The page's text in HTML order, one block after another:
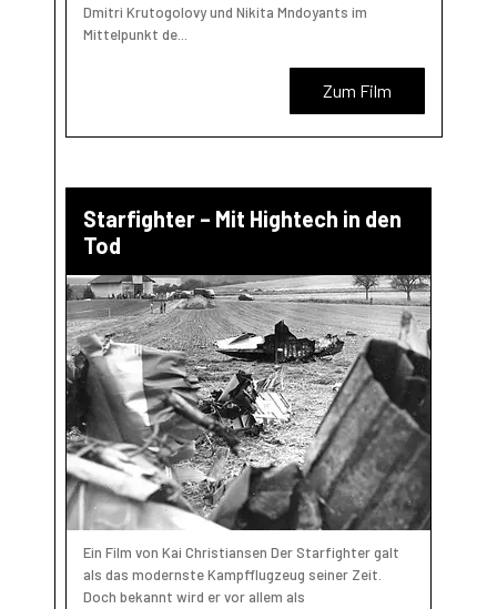
Dmitri Krutogolovy und Nikita Mndoyants im
Mittelpunkt de...
Zum Film
Starfighter – Mit Hightech in den
Tod
Ein Film von Kai Christiansen Der Starfighter galt
als das modernste Kampfflugzeug seiner Zeit.
Doch bekannt wird er vor allem als